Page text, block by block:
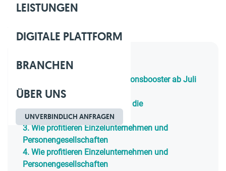
LEISTUNGEN
DIGITALE PLATTFORM
BRANCHEN
ÜBER UNS
UNVERBINDLICH ANFRAGEN
Inhaltsverzeichnis
Wie funktioniert der Investitionsbooster ab Juli
2025
Welche Steuervorteile bringt die
Körperschaftsteuerreform
3. Wie profitieren Einzelunternehmen und
Personengesellschaften
4. Wie profitieren Einzelunternehmen und
Personengesellschaften